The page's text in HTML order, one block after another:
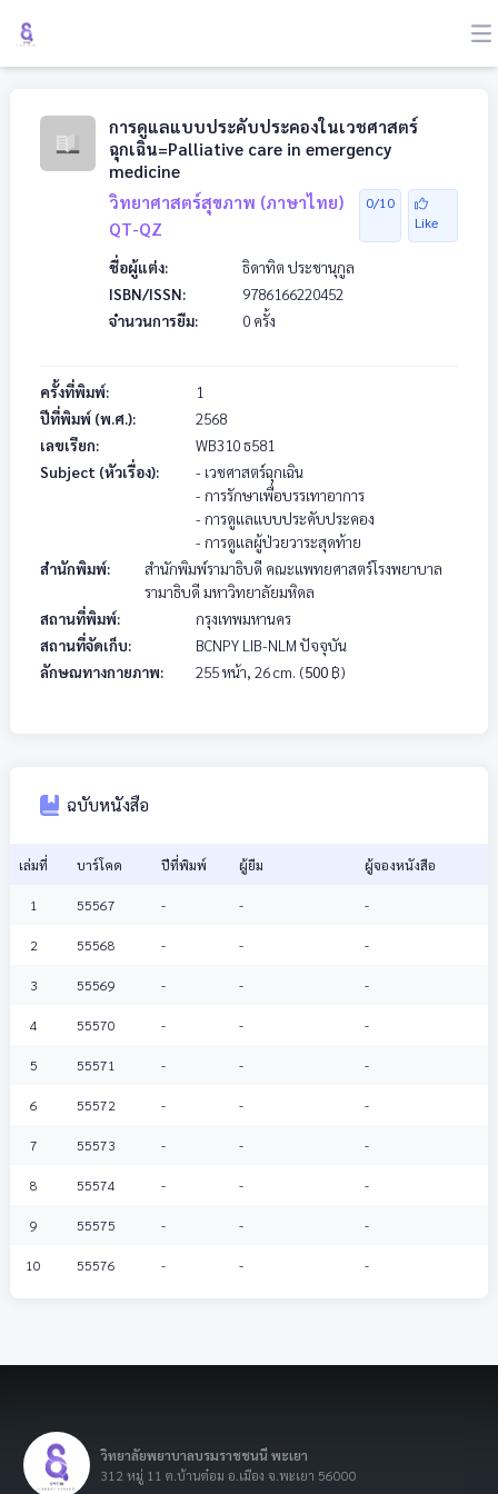
การดูแลแบบประคับประคองในเวชศาสตร์
ฉุกเฉิน=Palliative care in emergency
medicine
วิทยาศาสตร์สุขภาพ (ภาษาไทย)
QT-QZ
0/10
Like
ชื่อผู้แต่ง:
ธิดาทิต ประชานุกูล
ISBN/ISSN:
9786166220452
จำนวนการยืม:
0 ครั้ง
ครั้งที่พิมพ์:
1
ปีที่พิมพ์ (พ.ศ.):
2568
เลขเรียก:
WB310ธ581
Subject (หัวเรื่อง):
- เวชศาสตร์ฉุกเฉิน
- การรักษาเพื่อบรรเทาอาการ
- การดูแลแบบประคับประคอง
- การดูแลผู้ป่วยวาระสุดท้าย
สำนักพิมพ์:
สำนักพิมพ์รามาธิบดี คณะแพทยศาสตร์โรงพยาบาล
รามาธิบดี มหาวิทยาลัยมหิดล
สถานที่พิมพ์:
กรุงเทพมหานคร
สถานที่จัดเก็บ:
BCNPY LIB-NLM ปัจจุบัน
ลักษณทางกายภาพ:
255 หน้า, 26 cm. (500 ฿)
ฉบับหนังสือ
เล่มที่ บาร์โคด ปีที่พิมพ์ ผู้ยืม ผู้จองหนังสือ
1 55567 - - -
2 55568 - - -
3 55569 - - -
4 55570 - - -
5 55571 - - -
6 55572 - - -
7 55573 - - -
8 55574 - - -
9 55575 - - -
10 55576 - - -
วิทยาลัยพยาบาลบรมราชชนนี พะเยา
312 หมู่ 11 ต.บ้านต๋อม อ.เมือง จ.พะเยา 56000